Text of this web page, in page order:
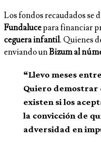
Los fondos recaudados se
Fundalucepara financiar
ceguera infantil. Quienes
enviando unBizum al
“Llevo meses
Quiero demostrar
existen si los
la convicción de
adversidad en